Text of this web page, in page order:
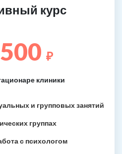
курс
₽
клиники
и групповых занятий
группах
с психологом